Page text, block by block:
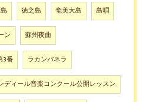
徳之島 奄美大島 島唄
ン 蘇州夜曲
3番 ラカンパネラ
ディール音楽コンクール公開レッスン